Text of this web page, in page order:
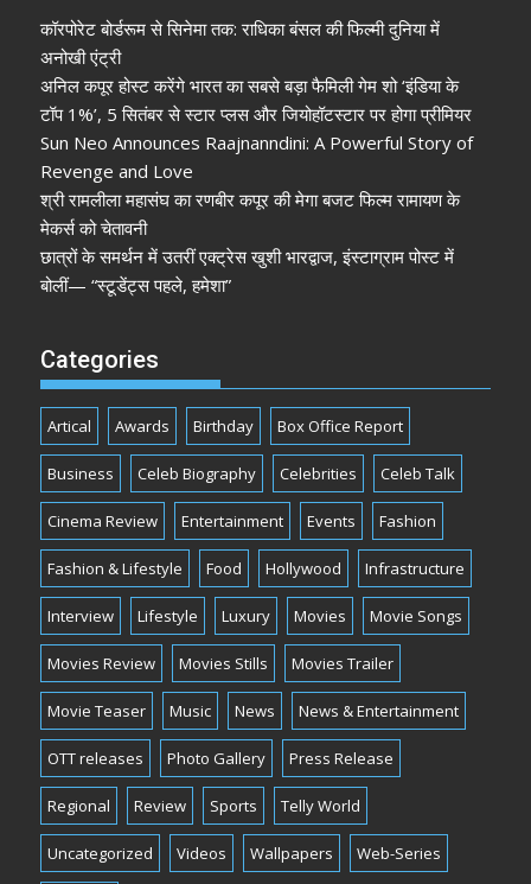
कॉरपोरेट बोर्डरूम से सिनेमा तक: राधिका बंसल की फिल्मी दुनिया में
अनोखी एंट्री
अनिल कपूर होस्ट करेंगे भारत का सबसे बड़ा फैमिली गेम शो ‘इंडिया के
टॉप 1%’, 5 सितंबर से स्टार प्लस और जियोहॉटस्टार पर होगा प्रीमियर
Sun Neo Announces Raajnanndini: A Powerful Story of
Revenge and Love
श्री रामलीला महासंघ का रणबीर कपूर की मेगा बजट फिल्म रामायण के
मेकर्स को चेतावनी
छात्रों के समर्थन में उतरीं एक्ट्रेस खुशी भारद्वाज, इंस्टाग्राम पोस्ट में
बोलीं— “स्टूडेंट्स पहले, हमेशा”
Categories
Artical Awards Birthday Box Office Report
Business Celeb Biography Celebrities Celeb Talk
Cinema Review Entertainment Events Fashion
Fashion & Lifestyle Food Hollywood Infrastructure
Interview Lifestyle Luxury Movies Movie Songs
Movies Review Movies Stills Movies Trailer
Movie Teaser Music News News & Entertainment
OTT releases Photo Gallery Press Release
Regional Review Sports Telly World
Uncategorized Videos Wallpapers Web-Series